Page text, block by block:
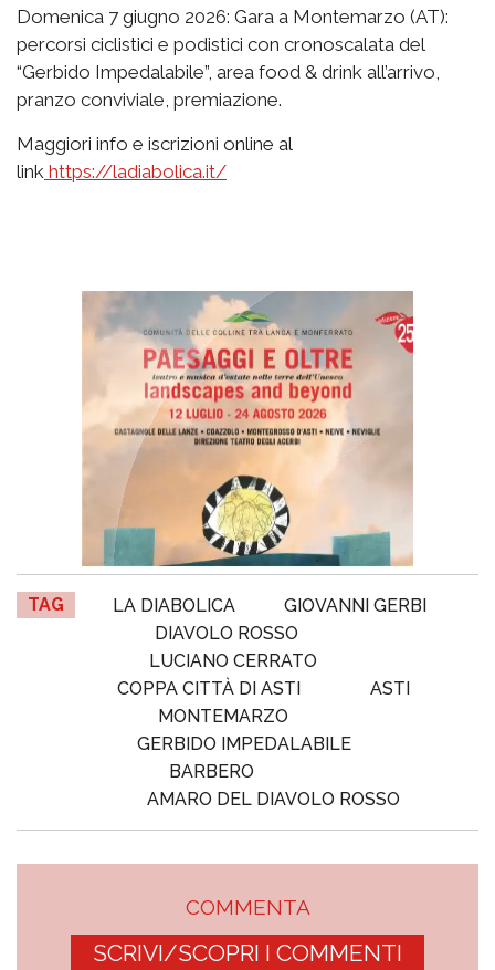
Domenica 7 giugno 2026: Gara a Montemarzo (AT):
percorsi ciclistici e podistici con cronoscalata del
“Gerbido Impedalabile”, area food & drink all’arrivo,
pranzo conviviale, premiazione.
Maggiori info e iscrizioni online al
link https://ladiabolica.it/
TAG LA DIABOLICA
GIOVANNI GERBI
DIAVOLO ROSSO
LUCIANO CERRATO
COPPA CITTÀ DI ASTI
ASTI
MONTEMARZO
GERBIDO IMPEDALABILE
BARBERO
AMARO DEL DIAVOLO ROSSO
COMMENTA
SCRIVI/SCOPRI I COMMENTI